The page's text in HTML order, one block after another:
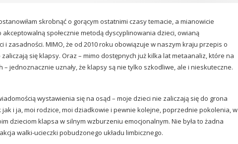
skrobnąć o gorącym ostatnimi czasy temacie, a mianowicie
społecznie metodą dyscyplinowania dzieci, owianą
zasadności. MIMO, że od 2010 roku obowiązuje w naszym kraju przepis o
się klapsy. Oraz – mimo dostępnych już kilka lat metaanaliz, które na
jednoznacznie uznały, że klapsy są nie tylko szkodliwe, ale i nieskuteczne.
wystawienia się na osąd – moje dzieci nie zaliczają się do grona
i ja, moi rodzice, moi dziadkowie i pewnie kolejne, poprzednie pokolenia, w
dzieciom klapsa w silnym wzburzeniu emocjonalnym. Nie była to żadna
walki-ucieczki pobudzonego układu limbicznego.